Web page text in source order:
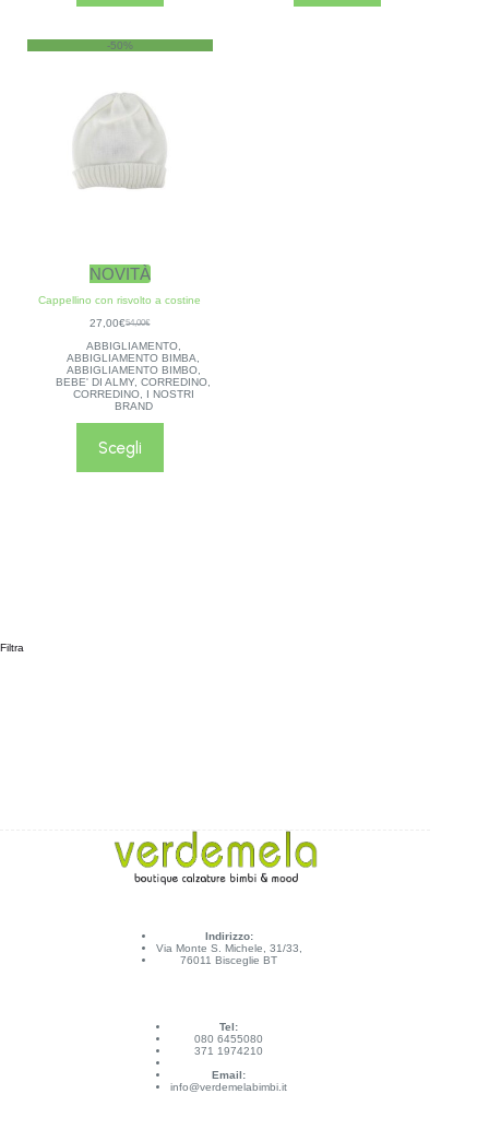
-50%
NOVITÀ
Cappellino con risvolto a costine
54,00€
27,00€
ABBIGLIAMENTO,
ABBIGLIAMENTO BIMBA
ABBIGLIAMENTO BIMBO,
BEBE' DI ALMY,CORREDINO
CORREDINO,
I NOSTRI
BRAND
Scegli
Filtra
Indirizzo:
Via Monte S. Michele, 31/33,
76011 Bisceglie BT
Tel:
080 6455080
371 1974210
Email:
info@verdemelabimbi.it